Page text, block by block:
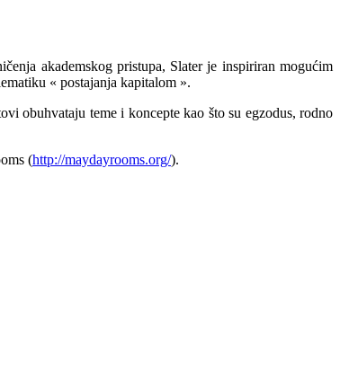
akademskog pristupa, Slater je inspiriran mogućim
« postajanja kapitalom ».
obuhvataju teme i koncepte kao što su egzodus, rodno
(http://maydayrooms.org/).